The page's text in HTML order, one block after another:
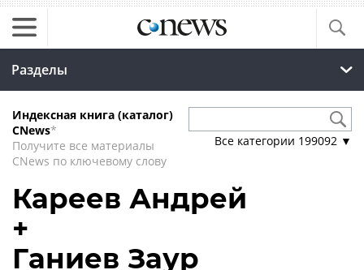
Разделы
Индексная книга (каталог)
CNews*
Получите все материалы
CNews по ключевому слову
Все категории 199092 ▼
Кареев Андрей
+
Ганиев Заур